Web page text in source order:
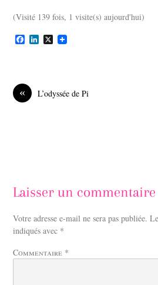
(Visité 139 fois, 1 visite(s) aujourd'hui)
F
o
o
k
L
I
X
« L’odyssée de Pi
Laisser un commentaire
Votre adresse e-mail ne sera pas publiée.
indiqués avec *
Commentaire *